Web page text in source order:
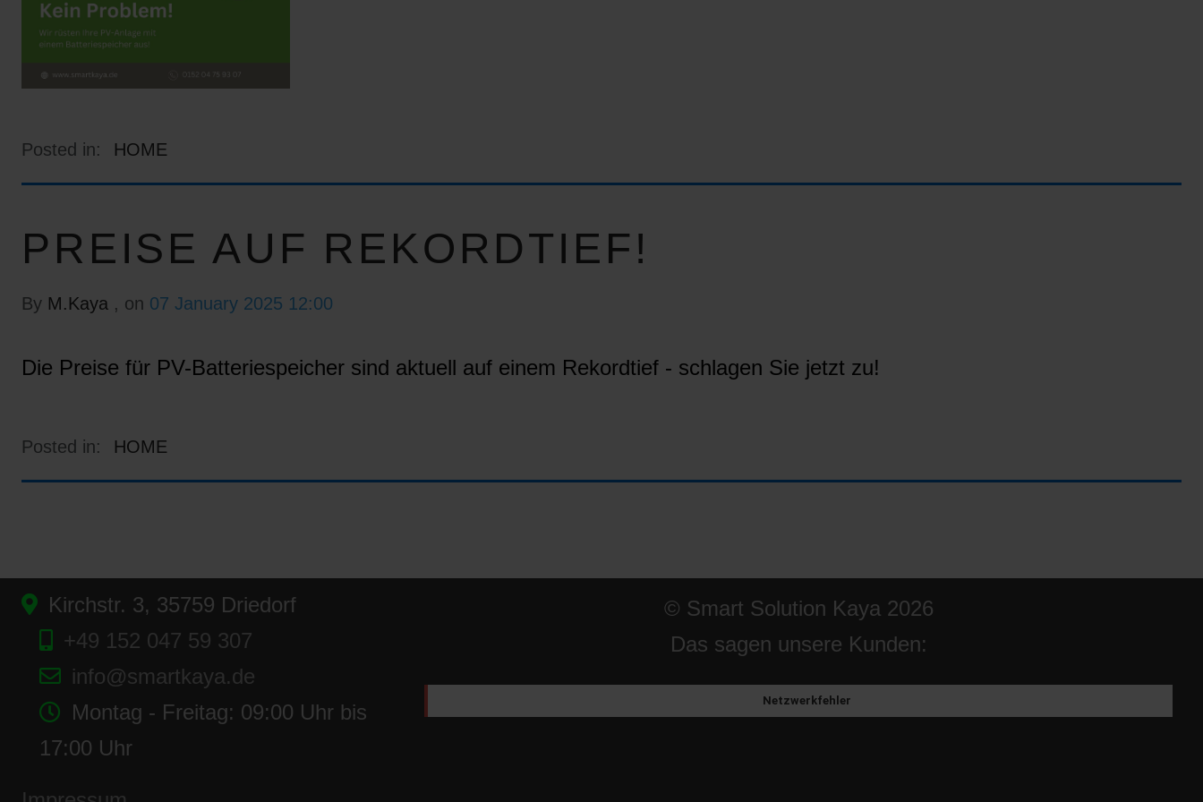
Posted in: HOME
PREISE AUF REKORDTIEF!
By M.Kaya , on 07 January 2025 12:00
Die Preise für PV-Batteriespeicher sind aktuell auf einem Rekordtief - schlagen Sie jetzt zu!
Posted in: HOME
Kirchstr. 3, 35759 Driedorf
+49 152 047 59 307
info@smartkaya.de
Montag - Freitag: 09:00 Uhr bis
17:00 Uhr
© Smart Solution Kaya 2026
Das sagen unsere Kunden:
Netzwerkfehler